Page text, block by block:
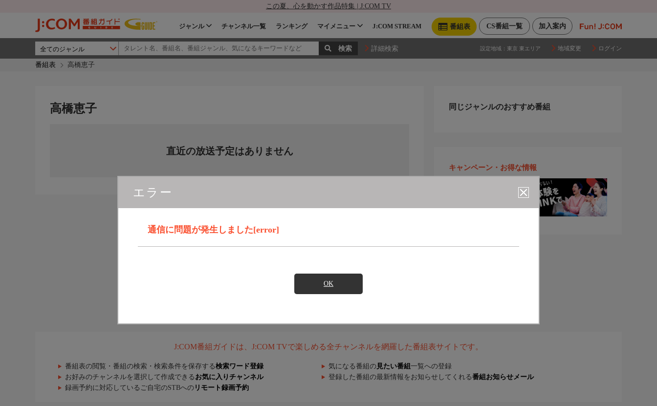
この夏、心を動かす作品特集 | J:COM TV
加入案内
CS番組一覧
番組表
ジャンル チャンネル一覧 ランキング マイメニュー J:COM STREAM
詳細検索 設定地域： 東京 東エリア 地域変更 ログイン
番組表 高橋恵子
エラー
通信に問題が発生しました[error]
OK
高橋恵子
直近の放送予定はありません
同じジャンルのおすすめ番組
キャンペーン・お得な情報
J:COM番組ガイドは、J:COM TVで楽しめる全チャンネルを網羅した番組表サイトです。
番組表の閲覧・番組の検索・検索条件を保存する検索ワード登録 気になる番組の 見たい番組 一覧への登録
お好みのチャンネルを選択して作成できる お気に入りチャンネル 登録した番組の最新情報をお知らせしてくれる番組お知らせメール
録画予約に対応しているご自宅のSTBへの リモート録画予約